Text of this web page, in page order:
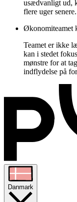
usædvanligt ud,
flere uger senere.
Økonomiteamet
Teamet er ikke
kan i stedet
mønstre for at
indflydelse på
Danmark